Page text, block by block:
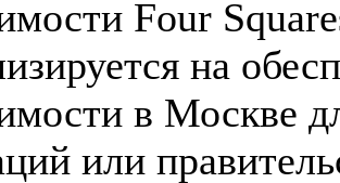
Four
на
в Москве
или